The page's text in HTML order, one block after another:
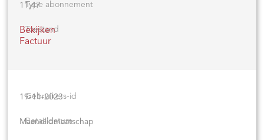
11,47
Bekijken
Factuur
19-11-2023
Maandlidmaatschap